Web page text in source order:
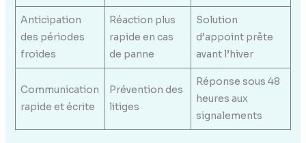
Anticipation
des périodes
froides
Réaction plus
rapide en cas
de panne
Solution
d’appoint prête
avant l’hiver
Communication
rapide et écrite
Prévention des
litiges
Réponse sous 48
heures aux
signalements